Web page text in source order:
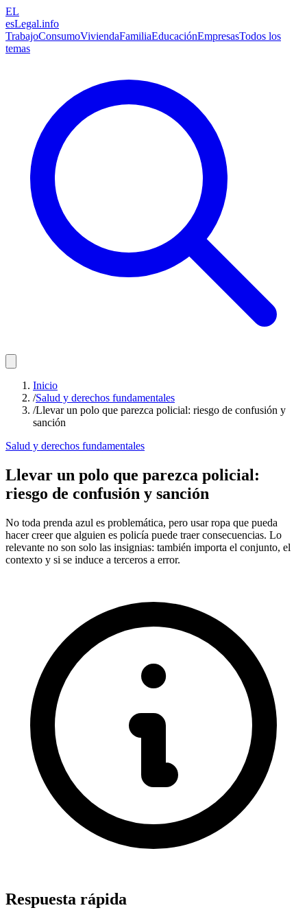
EL
esLegal.info
TrabajoConsumoViviendaFamiliaEducaciónEmpresasTodos los
temas
Inicio
/Salud y derechos fundamentales
/Llevar un polo que parezca policial: riesgo de confusión y
sanción
Salud y derechos fundamentales
Llevar un polo que parezca policial:
riesgo de confusión y sanción
No toda prenda azul es problemática, pero usar ropa que pueda
hacer creer que alguien es policía puede traer consecuencias. Lo
relevante no son solo las insignias: también importa el conjunto, el
contexto y si se induce a terceros a error.
Respuesta rápida